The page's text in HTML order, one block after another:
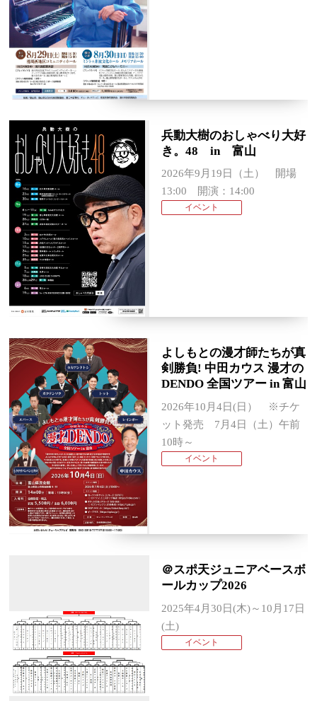
兵動大樹のおしゃべり大好
き。48 in 富山
2026年9月19日（土） 開場
13:00 開演：14:00
イベント
よしもとの漫才師たちが真
剣勝負! 中田カウス 漫才の
DENDO 全国ツアー in 富山
2026年10月4日(日） ※チケ
ット発売 7月4日（土）午前
10時～
イベント
＠スポ天ジュニアベースボ
ールカップ2026
2025年4月30日(木)～10月17日
(土)
イベント